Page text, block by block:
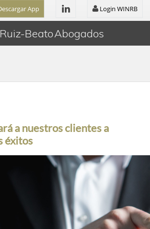
App Login WINRB
Beato Abogados
a nuestros clientes a
éxitos